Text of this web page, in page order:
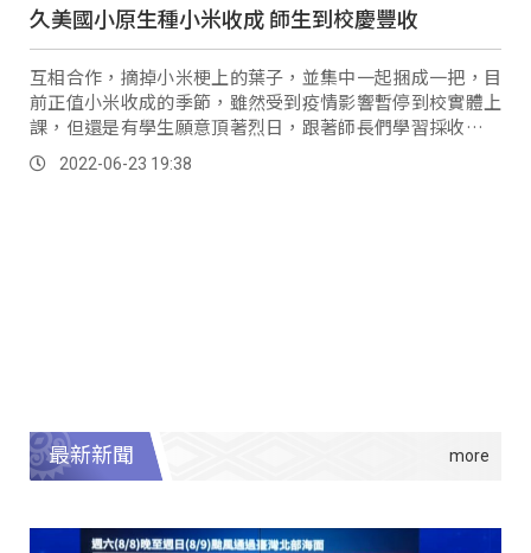
久美國小原生種小米收成 師生到校慶豐收
互相合作，摘掉小米梗上的葉子，並集中一起捆成一把，目
前正值小米收成的季節，雖然受到疫情影響暫停到校實體上
課，但還是有學生願意頂著烈日，跟著師長們學習採收小米
的技巧，希望在這學期小米種植課程中的倒數階段...。
2022-06-23 19:38
最新新聞